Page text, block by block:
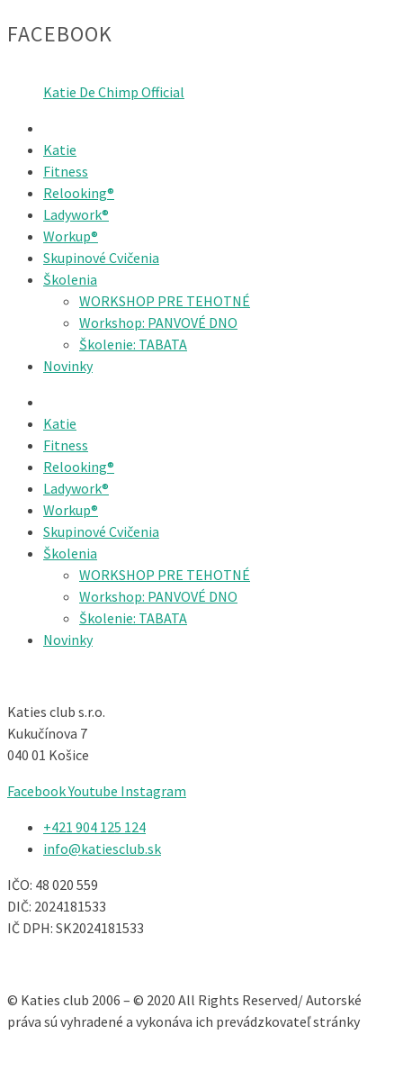
FACEBOOK
Katie De Chimp Official
Katie
Fitness
Relooking®
Ladywork®
Workup®
Skupinové Cvičenia
Školenia
WORKSHOP PRE TEHOTNÉ
Workshop: PANVOVÉ DNO
Školenie: TABATA
Novinky
Katie
Fitness
Relooking®
Ladywork®
Workup®
Skupinové Cvičenia
Školenia
WORKSHOP PRE TEHOTNÉ
Workshop: PANVOVÉ DNO
Školenie: TABATA
Novinky
Katies club s.r.o.
Kukučínova 7
040 01 Košice
FacebookYoutube Instagram
+421 904 125 124​
info@katiesclub.sk
IČO: 48 020 559
DIČ: 2024181533
IČ DPH: SK2024181533
© Katies club 2006 – © 2020 All Rights Reserved/ Autorské
práva sú vyhradené a vykonáva ich prevádzkovateľ stránky